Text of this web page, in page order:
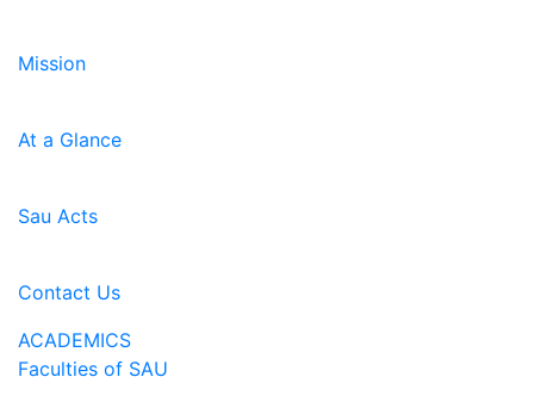
Mission
At a Glance
Sau Acts
Contact Us
ACADEMICS
Faculties of SAU